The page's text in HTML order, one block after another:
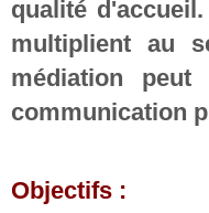
qualité
multiplient au
médiation
communication
Objectifs :